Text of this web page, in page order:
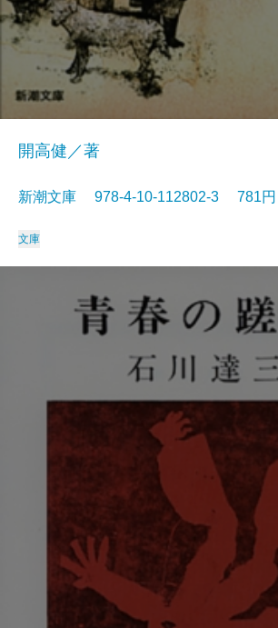
開高健／著
新潮文庫 978-4-10-112802-3 781
文庫